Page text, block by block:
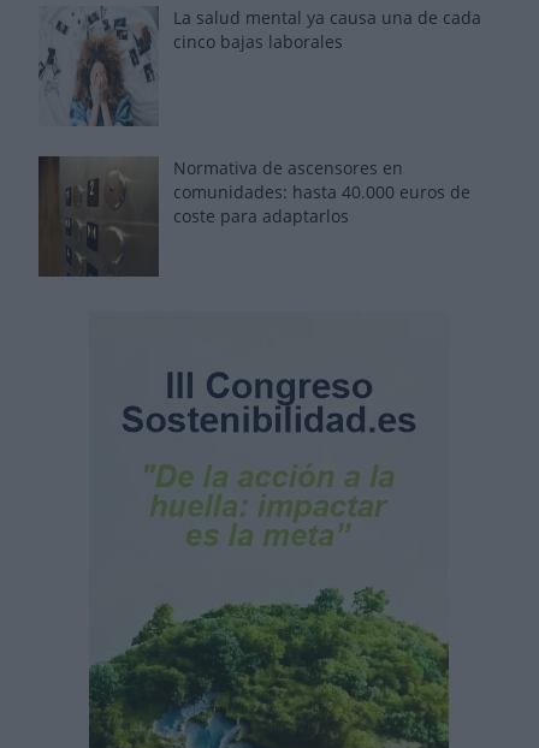
La salud mental ya causa una de cada
cinco bajas laborales
Normativa de ascensores en
comunidades: hasta 40.000 euros de
coste para adaptarlos